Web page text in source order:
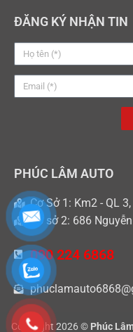
ĐĂNG KÝ NHẬN TIN
PHÚC LÂM AUTO
Cơ Sở 1: Km2 - QL
Cơ sở 2: 686
090 224 6868
Copyright 2026 © Phúc